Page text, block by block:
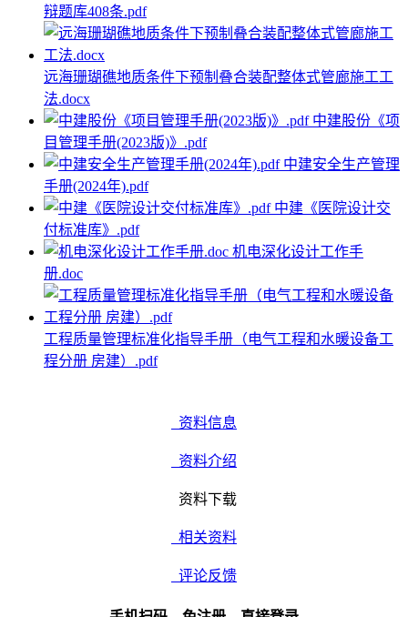
辩题库408条.pdf
远海珊瑚礁地质条件下预制叠合装配整体式管廊施工工
法.docx
中建股份《项
目管理手册(2023版)》.pdf
中建安全生产管理
手册(2024年).pdf
中建《医院设计交
付标准库》.pdf
机电深化设计工作手
册.doc
工程质量管理标准化指导手册（电气工程和水暖设备工
程分册 房建）.pdf
资料信息
资料介绍
资料下载
相关资料
评论反馈